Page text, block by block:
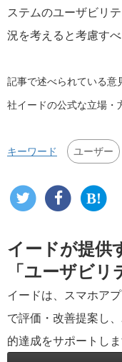
ステムのユーザビリ
況を考えると考慮す
記事で述べられている意
社イードの公式な立場・
キーワード ユーザー
イードが提供
「ユーザビ
イードは、スマホア
で評価・改善提案し
的達成をサポートしま